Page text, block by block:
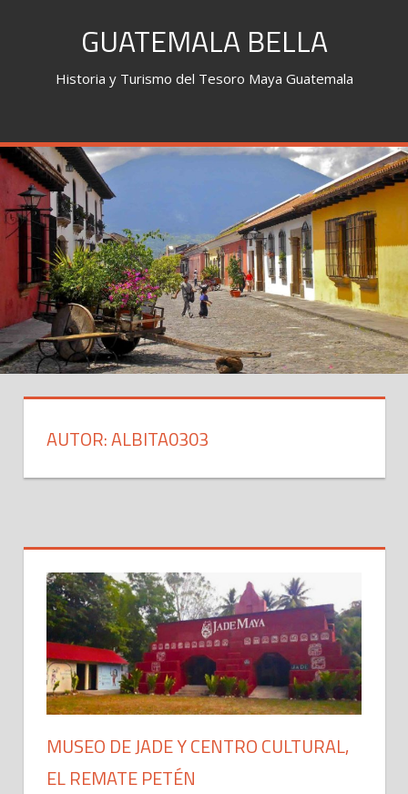
GUATEMALA BELLA
Historia y Turismo del Tesoro Maya Guatemala
AUTOR:ALBITA0303
MUSEO DE JADE Y CENTRO CULTURAL,
EL REMATE PETÉN